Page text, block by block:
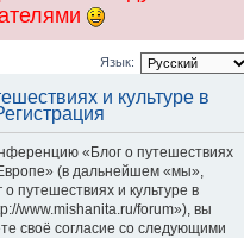
Язык:
и культуре в
«Блог о путешествиях
(в дальнейшем «мы»,
путешествиях и культуре в
www.mishanita.ru/forum»), вы
своё согласие со следующими